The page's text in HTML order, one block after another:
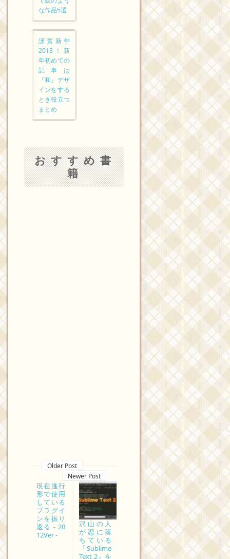
な作品5選
謹賀新年
2013！新
年初めての
記事は
『和』デザ
インをする
とき役立つ
まとめ
おすすめ書
籍
Older Post
Newer Post
沢山の人
が恋に落
ちている
『Sublime
Text 2』を
現在進行
形で使用
している
プラグイ
ンを振り
返る - 20
12Ver -